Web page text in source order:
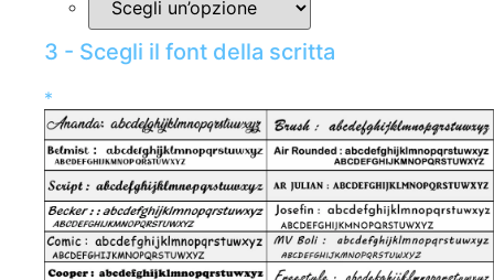
3 - Scegli il font della scritta
*